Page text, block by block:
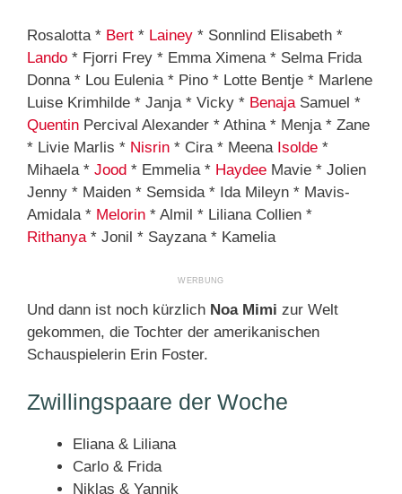
Rosalotta * Bert * Lainey * Sonnlind Elisabeth *
Lando * Fjorri Frey * Emma Ximena * Selma Frida
Donna * Lou Eulenia * Pino * Lotte Bentje * Marlene
Luise Krimhilde * Janja * Vicky * BenajaSamuel *
Quentin Percival Alexander * Athina * Menja * Zane
* Livie Marlis * Nisrin * Cira * Meena Isolde *
Mihaela * Jood * Emmelia * Haydee Mavie * Jolien
Jenny * Maiden * Semsida * Ida Mileyn * Mavis-
Amidala * Melorin * Almil * Liliana Collien *
Rithanya* Jonil * Sayzana * Kamelia
Und dann ist noch kürzlich Noa Mimi zur Welt
gekommen, die Tochter der amerikanischen
Schauspielerin Erin Foster.
Zwillingspaare der Woche
Eliana & Liliana
Carlo & Frida
Niklas & Yannik